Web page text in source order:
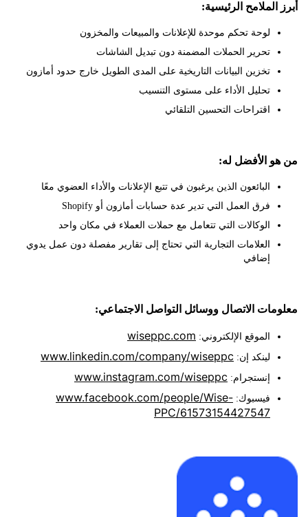
الرئيسية:
لوحة تحكم موحدة للإعلانات والمبيعات والمخزون
تحرير الحملات المضمنة دون تبديل الشاشات
تخزين البيانات التاريخية على المدى الطويل خارج حدود أمازون
تحليل الأداء على مستوى التنسيب
اقتراحات التحسين التلقائي
الأفضل له:
البائعون الذين يرغبون في تتبع الإعلانات والأداء العضوي معًا
فرق العمل التي تدير عدة حسابات أمازون أو Shopify
الوكالات التي تتعامل مع حملات العملاء في مكان واحد
العلامات التجارية التي تحتاج إلى تقارير مفصلة دون عمل يدوي
الاتصال ووسائل التواصل الاجتماعي:
الموقع الإلكتروني:wiseppc.com
لينكد إن:www.linkedin.com/company/wiseppc
إنستجرام:www.instagram.com/wiseppc
فيسبوك:www.facebook.com/people/Wise-
PPC/61573154427547